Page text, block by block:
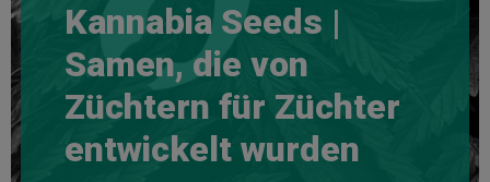
Kannabia Seeds |
Samen, die von
Züchtern für Züchter
entwickelt wurden